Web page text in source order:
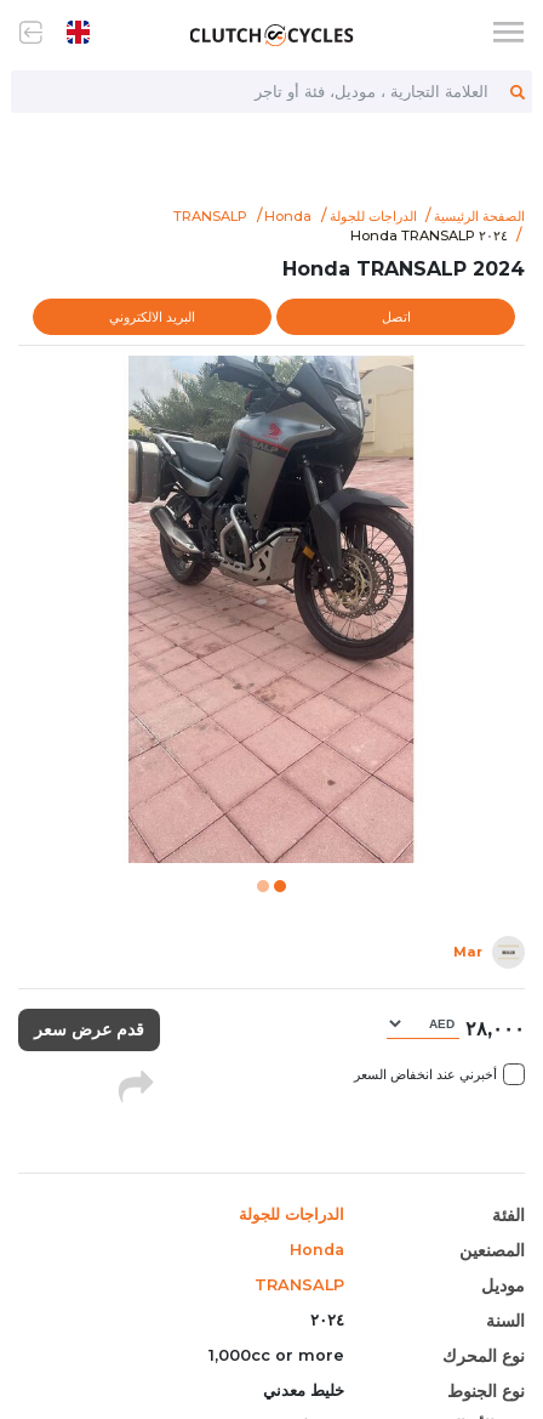
العلامة التجارية ، موديل، فئة أو تاجر
الصفحة الرئيسية الدراجات للجولة Honda
TRANSALP
arhttps://www.clutchcycles.com/item/2024-honda-transalp
٢٠٢٤ Honda TRANSALP
٢٠٢٤ Honda TRANSALP
2024 Honda TRANSALP
اتصل البريد الالكتروني
Mar
٢٨,٠٠٠
أخبرني عند انخفاض السعر
قدم عرض سعر
الفئة الدراجات للجولة
المصنعين Honda
موديل TRANSALP
السنة ٢٠٢٤
نوع المحرك 1,000cc or more
نوع الجنوط خليط معدني